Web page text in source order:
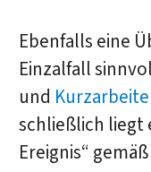
Ebenfalls eine
Einzalfall
und
schließlich liegt
Ereignis“ gemäß